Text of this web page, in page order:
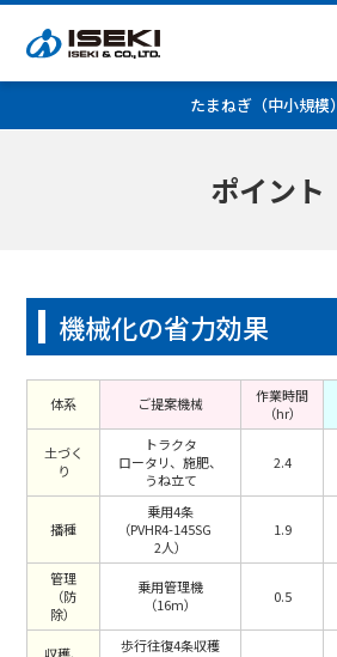
たまねぎ（中小規模）
ポイント
機械化の省力効果
体系 ご提案機械
作業時間
（hr）
土づく
り
トラクタ
ロータリ、施肥、
うね立て
2.4
播種
乗用4条
（PVHR4-145SG
2人）
1.9
管理
（防
除）
乗用管理機
（16m）
0.5
収穫、
歩行往復4条収穫